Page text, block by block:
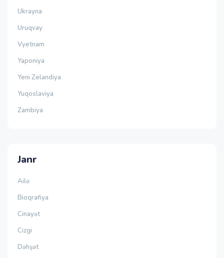
Ukrayna
Uruqvay
Vyetnam
Yaponiya
Yeni Zelandiya
Yuqoslaviya
Zambiya
Janr
Ailə
Bioqrafiya
Cinayət
Cizgi
Dəhşət